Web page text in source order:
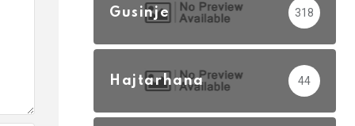
Gusinje 318
Hajtarhana 44